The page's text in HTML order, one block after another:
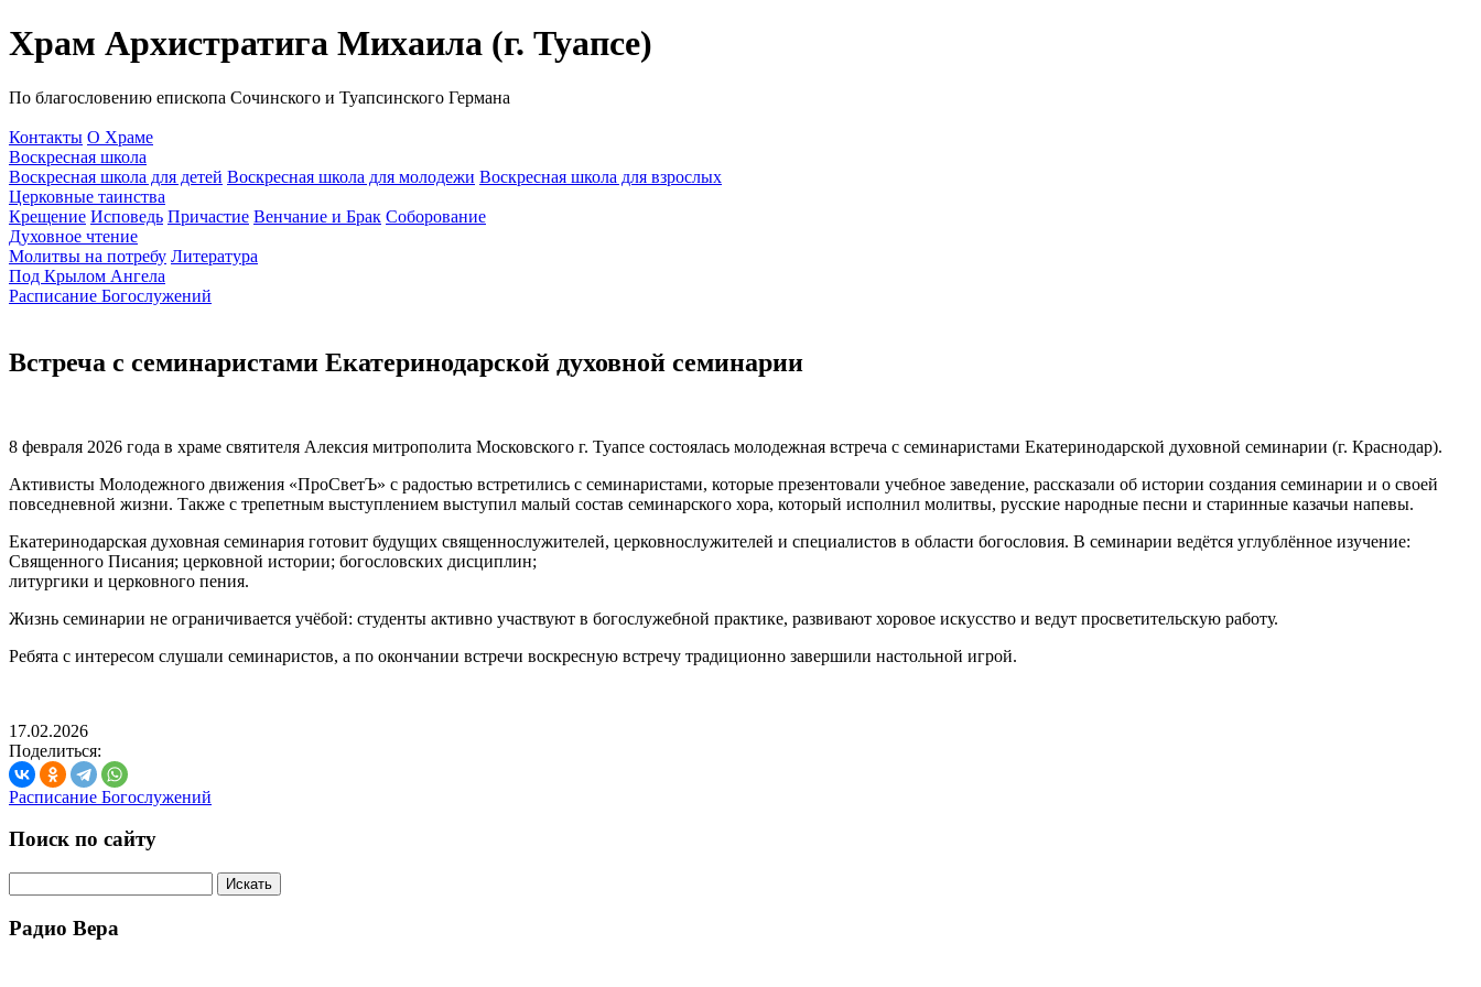
Храм Архистратига Михаила (г. Туапсе)
По благословению епископа Сочинского и Туапсинского Германа
Контакты О Храме
Воскресная школа
Воскресная школа для детей Воскресная школа для молодежи Воскресная школа для взрослых
Церковные таинства
Крещение Исповедь Причастие Венчание и Брак Соборование
Духовное чтение
Молитвы на потребу Литература
Под Крылом Ангела
Расписание Богослужений
Встреча с семинаристами Екатеринодарской духовной семинарии
8 февраля 2026 года в храме святителя Алексия митрополита Московского г. Туапсе состоялась молодежная встреча с семинаристами Екатеринодарской духовной семинарии (г. Краснодар).
Активисты Молодежного движения «ПроСветЪ» с радостью встретились с семинаристами, которые презентовали учебное заведение, рассказали об истории создания семинарии и о своей
повседневной жизни. Также с трепетным выступлением выступил малый состав семинарского хора, который исполнил молитвы, русские народные песни и старинные казачьи напевы.
Екатеринодарская духовная семинария готовит будущих священнослужителей, церковнослужителей и специалистов в области богословия. В семинарии ведётся углублённое изучение:
Священного Писания; церковной истории; богословских дисциплин;
литургики и церковного пения.
Жизнь семинарии не ограничивается учёбой: студенты активно участвуют в богослужебной практике, развивают хоровое искусство и ведут просветительскую работу.
Ребята с интересом слушали семинаристов, а по окончании встречи воскресную встречу традиционно завершили настольной игрой.
17.02.2026
Поделиться:
Расписание Богослужений
Поиск по сайту
Радио Вера